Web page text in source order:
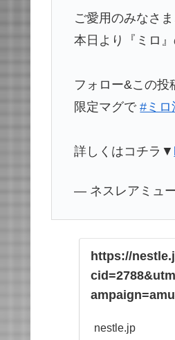
ご愛用のみなさ
本日より『ミロ
フォロー&この投
限定マグで#ミロ
詳しくはコチラ▼
— ネスレアミュ
https://
nestle.jp